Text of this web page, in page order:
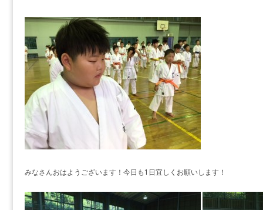
みなさんおはようございます！今日も1日宜しくお願いします！